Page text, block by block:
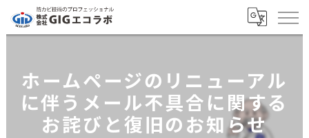
ホームページのリニューアル
に伴うメール不具合に関する
お詫びと復旧のお知らせ